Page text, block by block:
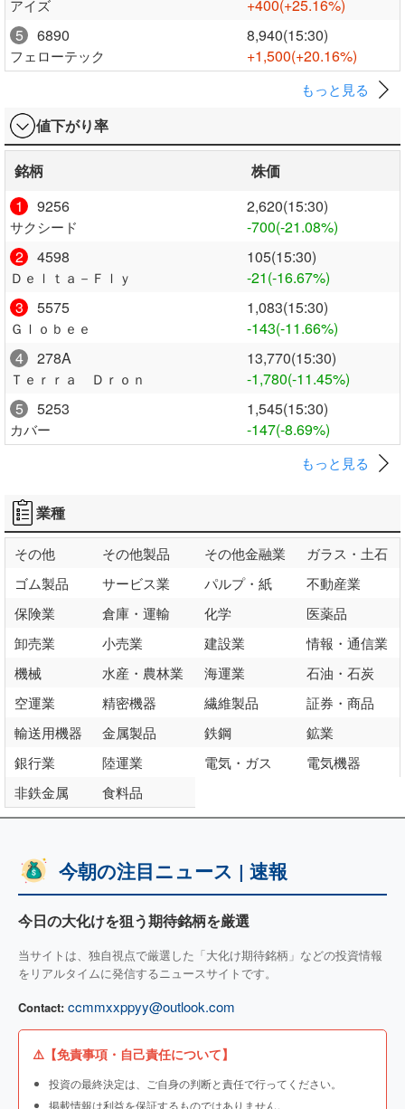
アイズ
+400(+25.16%)
5
6890
フェローテック
8,940(15:30)
+1,500(+20.16%)
もっと見る
値下がり率
銘柄
株価
1
9256
サクシード
2,620(15:30)
-700(-21.08%)
2
4598
Ｄｅｌｔａ－Ｆｌｙ
105(15:30)
-21(-16.67%)
3
5575
Ｇｌｏｂｅｅ
1,083(15:30)
-143(-11.66%)
4
278A
Ｔｅｒｒａ Ｄｒｏｎ
13,770(15:30)
-1,780(-11.45%)
5
5253
カバー
1,545(15:30)
-147(-8.69%)
もっと見る
業種
その他 その他製品 その他金融業
ガラス・土石
ゴム製品
サービス業 パルプ・紙
不動産業
保険業
倉庫・運輸 化学
医薬品
卸売業
小売業 建設業
情報・通信業
機械
水産・農林業 海運業
石油・石炭
空運業
精密機器 繊維製品
証券・商品
輸送用機器
金属製品 鉄鋼
鉱業
銀行業
陸運業 電気・ガス
電気機器
非鉄金属
食料品
今朝の注目ニュース | 速報
今日の大化けを狙う期待銘柄を厳選
当サイトは、独自視点で厳選した「大化け期待銘柄」などの投資情報
をリアルタイムに発信するニュースサイトです。
Contact: ccmmxxppyy@outlook.com
⚠️【免責事項・自己責任について】
投資の最終決定は、ご自身の判断と責任で行ってください。
掲載情報は利益を保証するものではありません。